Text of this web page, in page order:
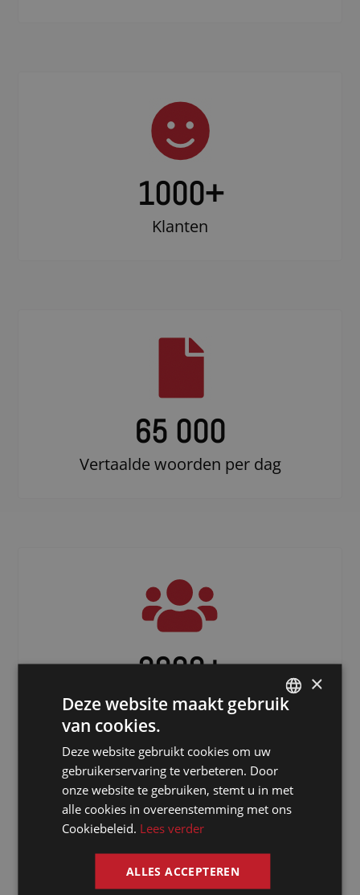
1000+
Klanten
65 000
Vertaalde woorden per dag
3000+
Freelancers verspreid over de hele
wereld
FRENCH
×
Deze website maakt gebruik
van cookies.
Deze website gebruikt cookies om uw
gebruikerservaring te verbeteren. Door
onze website te gebruiken, stemt u in met
alle cookies in overeenstemming met ons
Cookiebeleid. Lees verder
ALLES ACCEPTEREN